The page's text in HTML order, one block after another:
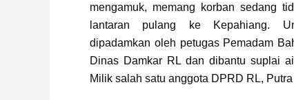
mengamuk, memang korban sedang
lantaran pulang ke Kepahiang.
dipadamkan oleh petugas Pemadam
Dinas Damkar RL dan dibantu suplai
Milik salah satu anggota DPRD RL,